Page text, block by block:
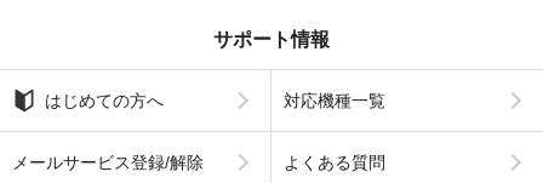
サポート情報
はじめての方へ 対応機種一覧
メールサービス登録/解除 よくある質問